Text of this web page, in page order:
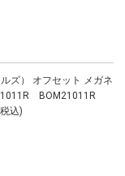
ズ） オフセット メガネ
BOM21011R
込)